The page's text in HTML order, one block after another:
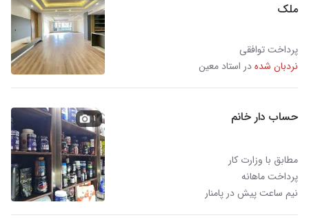
ملک
پرداخت توافقی
نردبان شدهدر استاد معین
حساب دار خانم
مطابق با وزارت کار
پرداخت ماهانه
نیم ساعت پیش در پامنار
۱